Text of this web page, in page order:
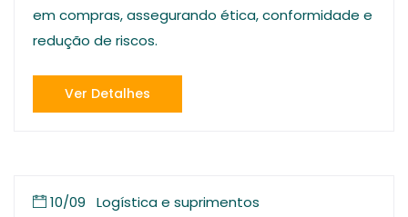
em compras, assegurando ética, conformidade e
redução de riscos.
Ver Detalhes
10/09 Logística e suprimentos